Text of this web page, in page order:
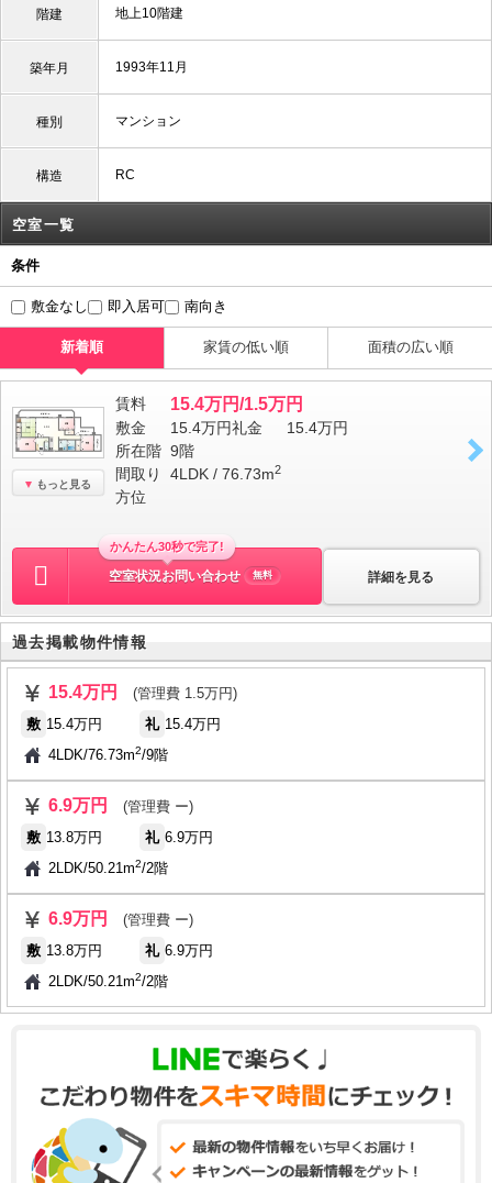
階建 地上10階建
築年月 1993年11月
種別 マンション
構造 RC
空室一覧
条件
敷金なし 即入居可 南向き
新着順 家賃の低い順 面積の広い順
もっと見る
賃料 15.4万円/1.5万円
敷金 15.4万円礼金
15.4万円
所在階 9階
間取り
4LDK / 76.73m2
方位
詳細を見る
かんたん30秒で完了!
空室状況お問い合わせ 無料
過去掲載物件情報
15.4万円
(管理費 1.5万円)
敷 15.4万円 礼 15.4万円
4LDK/76.73m2/9階
6.9万円
(管理費 ー)
敷 13.8万円 礼 6.9万円
2LDK/50.21m2/2階
6.9万円
(管理費 ー)
敷 13.8万円 礼 6.9万円
2LDK/50.21m2/2階